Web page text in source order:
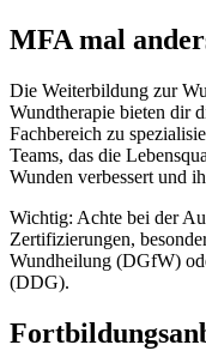
MFA mal
Die Weiterbildung zur
Wundtherapie bieten dir
Fachbereich zu
Teams, das die
Wunden verbessert und
Wichtig: Achte bei der
Zertifizierungen,
Wundheilung (DGfW)
(DDG).